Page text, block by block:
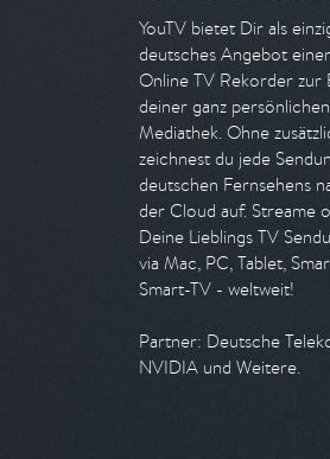
YouTV bietet Dir als
deutsches Angebot
Online TV Rekorder zur
deiner ganz
Mediathek. Ohne
zeichnest du jede
deutschen Fernsehens
der Cloud auf. Streame
Deine Lieblings TV
via Mac, PC, Tablet,
Smart-TV - weltweit!
Partner: Deutsche
NVIDIA und Weitere.